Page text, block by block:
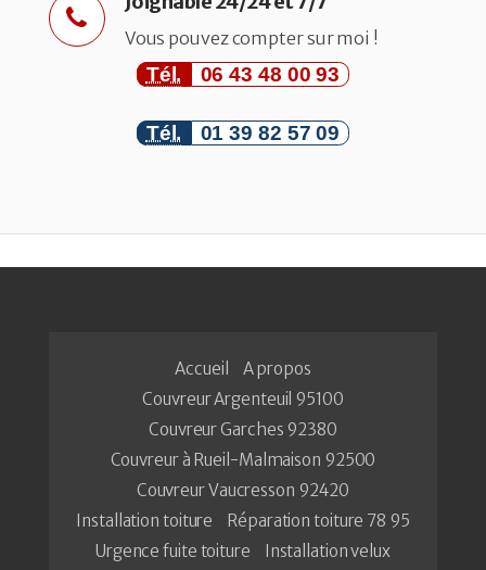
Vous pouvez compter sur moi !
Tél. 06 43 48 00 93
Tél. 01 39 82 57 09
Accueil
A propos
Couvreur Argenteuil 95100
Couvreur Garches 92380
Couvreur à Rueil-Malmaison 92500
Couvreur Vaucresson 92420
Installation toiture
Réparation toiture 78 95
Urgence fuite toiture
Installation velux